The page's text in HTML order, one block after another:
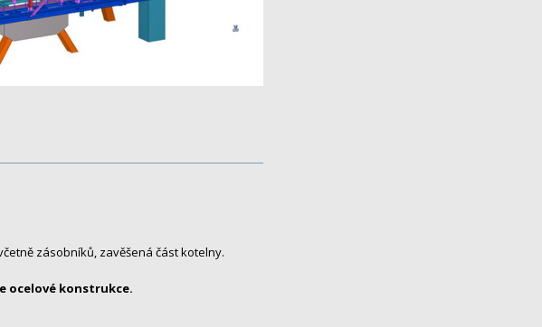
zásobníků, zavěšená část kotelny.
ocelové konstrukce.